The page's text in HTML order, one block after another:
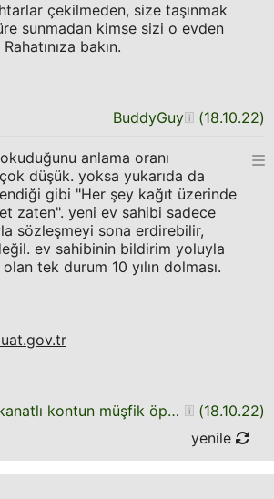
çekilmeden, size taşınmak
sunmadan kimse sizi o evden
bakın.
BuddyGuy (18.10.22)
anlama oranı
düşük. yoksa yukarıda da
gibi "Her şey kağıt üzerinde
zaten". yeni ev sahibi sadece
sözleşmeyi sona erdirebilir,
ev sahibinin bildirim yoluyla
tek durum 10 yılın dolması.
kanatlı kontun müşfik öpücüğü (18.10.22)
yenile